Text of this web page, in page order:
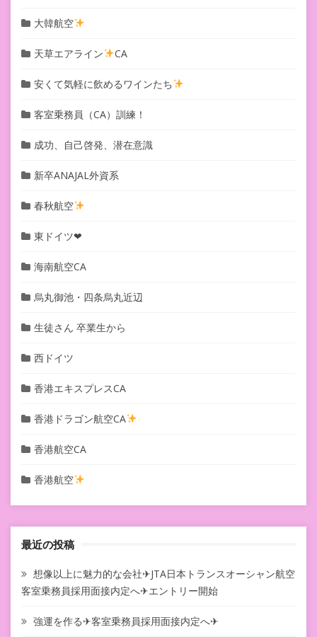
大韓航空
天草エアライン CA
安くて気軽に飲めるワインたち
客室乗務員（CA）訓練！
成功、自己啓発、潜在意識
新卒ANAJAL外資系
春秋航空
東ドイツ❤︎
海南航空CA
烏丸御池・四条烏丸近辺
生徒さん 卒業生から
西ドイツ
香港エキスプレスCA
香港ドラゴン航空CA
香港航空CA
香港航空
最近の投稿
想像以上に魅力的な会社✈JTA日本トランスオーシャン航空
客室乗務員採用面接内定へ✈エントリー開始
強運を作る✈客室乗務員採用面接内定へ✈